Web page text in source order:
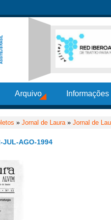
Arquivo
» Jornal de Laura» Jornal de
JUL-AGO-1994